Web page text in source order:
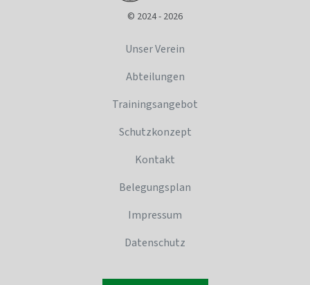
© 2024 - 2026
Unser Verein
Abteilungen
Trainingsangebot
Schutzkonzept
Kontakt
Belegungsplan
Impressum
Datenschutz